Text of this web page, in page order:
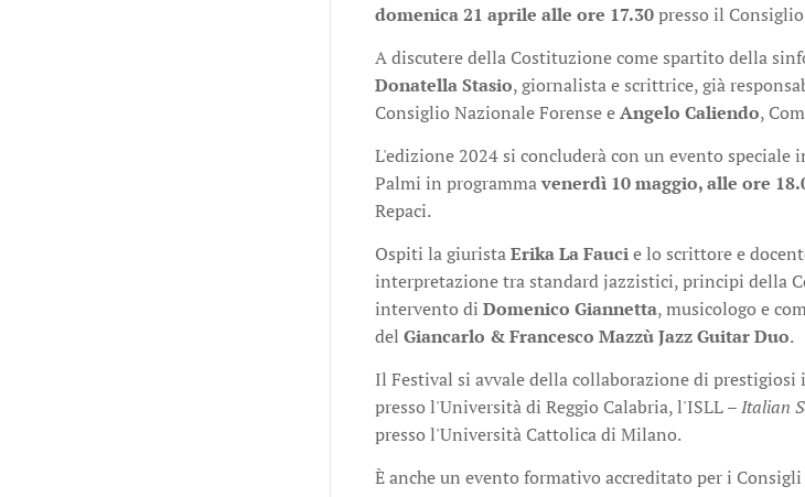
domenica 21 aprile alle ore 17.30presso il
A discutere della Costituzione come spartito della
Donatella Stasio, giornalista e scrittrice, già
Consiglio Nazionale Forense eAngelo Caliendo,
L'edizione 2024 si concluderà con un evento
Palmi in programmavenerdì 10 maggio, alle ore
Repaci.
Ospiti la giuristaErika La Faucie lo scrittore e
interpretazione tra standard jazzistici, principi della
intervento di Domenico Giannetta, musicologo e
del Giancarlo & Francesco Mazzù Jazz Guitar Duo.
Il Festival si avvale della collaborazione di
presso l'Università di Reggio Calabria, l'ISLL –Italian
presso l'Università Cattolica di Milano.
È anche un evento formativo accreditato per i